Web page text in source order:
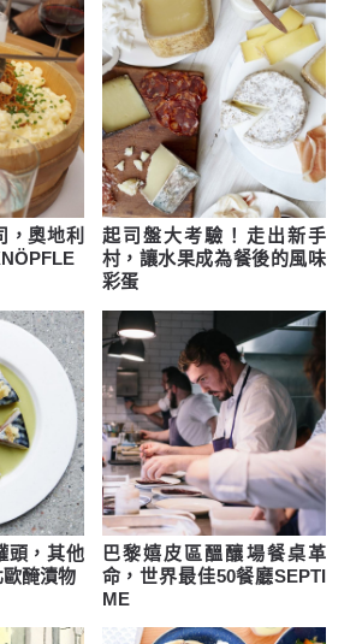
，奧地利
起司盤大考驗！走出新手
村，讓水果成為餐後的風味
彩蛋
頭，其他
醃漬物
巴黎嬉皮區醞釀場餐桌革
命，世界最佳50餐廳SEPTI
ME